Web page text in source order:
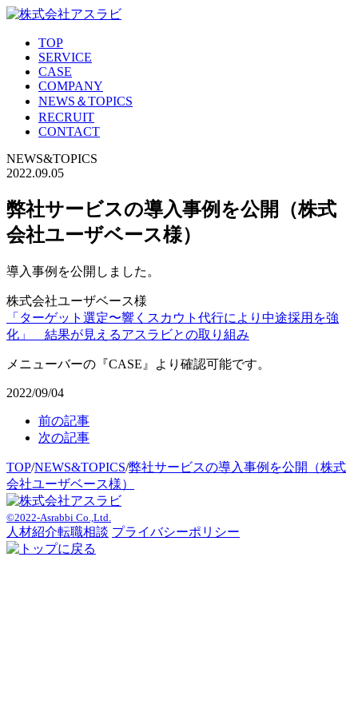
TOP
SERVICE
CASE
COMPANY
NEWS＆TOPICS
RECRUIT
CONTACT
NEWS&TOPICS
2022.09.05
弊社サービスの導入事例を公開（株式
会社ユーザベース様）
導入事例を公開しました。
株式会社ユーザベース様
「ターゲット選定〜響くスカウト代行により中途採用を強
化」 結果が見えるアスラビとの取り組み
メニューバーの『CASE』より確認可能です。
2022/09/04
前の記事
次の記事
TOP/NEWS&TOPICS/弊社サービスの導入事例を公開（株式
会社ユーザベース様）
©2022-Asrabbi Co.,Ltd.
人材紹介転職相談 プライバシーポリシー